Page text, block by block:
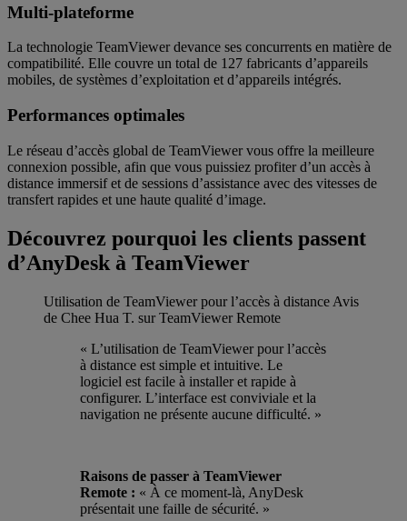
Multi-plateforme
La technologie TeamViewer devance ses concurrents en matière de
compatibilité. Elle couvre un total de 127 fabricants d’appareils
mobiles, de systèmes d’exploitation et d’appareils intégrés.
Performances optimales
Le réseau d’accès global de TeamViewer vous offre la meilleure
connexion possible, afin que vous puissiez profiter d’un accès à
distance immersif et de sessions d’assistance avec des vitesses de
transfert rapides et une haute qualité d’image.
Découvrez pourquoi les clients passent
d’AnyDesk à TeamViewer
Utilisation de TeamViewer pour l’accès à distance Avis
de Chee Hua T. sur TeamViewer Remote
« L’utilisation de TeamViewer pour l’accès
à distance est simple et intuitive. Le
logiciel est facile à installer et rapide à
configurer. L’interface est conviviale et la
navigation ne présente aucune difficulté. »
Raisons de passer à TeamViewer
Remote : « À ce moment-là, AnyDesk
présentait une faille de sécurité. »